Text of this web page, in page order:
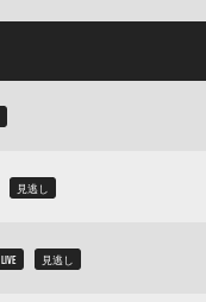
見逃し
LIVE 見逃し